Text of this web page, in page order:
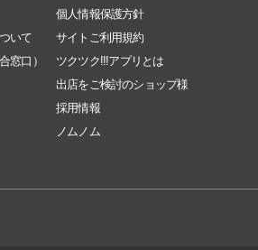
個人情報保護方針
いて
サイトご利用規約
窓口）
ツクツク!!!アプリとは
出店をご検討のショップ様
採用情報
ノムノム